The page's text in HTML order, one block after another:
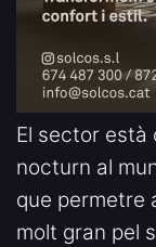
El sector està
nocturn al
que permetre
molt gran pel